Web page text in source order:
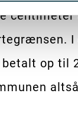
op til